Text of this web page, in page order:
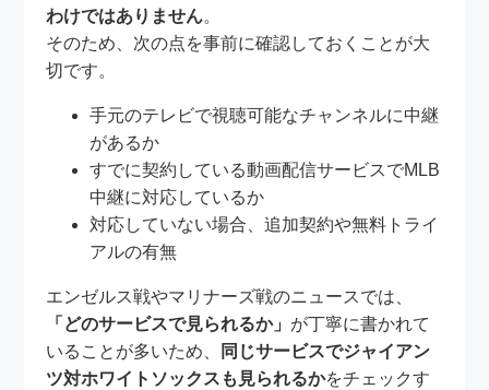
わけではありません。
そのため、次の点を事前に確認しておくことが大
切です。
手元のテレビで視聴可能なチャンネルに中継
があるか
すでに契約している動画配信サービスでMLB
中継に対応しているか
対応していない場合、追加契約や無料トライ
アルの有無
エンゼルス戦やマリナーズ戦のニュースでは、
「どのサービスで見られるか」 が丁寧に書かれて
いることが多いため、
同じサービスでジャイアン
ツ対ホワイトソックスも見られるかをチェックす